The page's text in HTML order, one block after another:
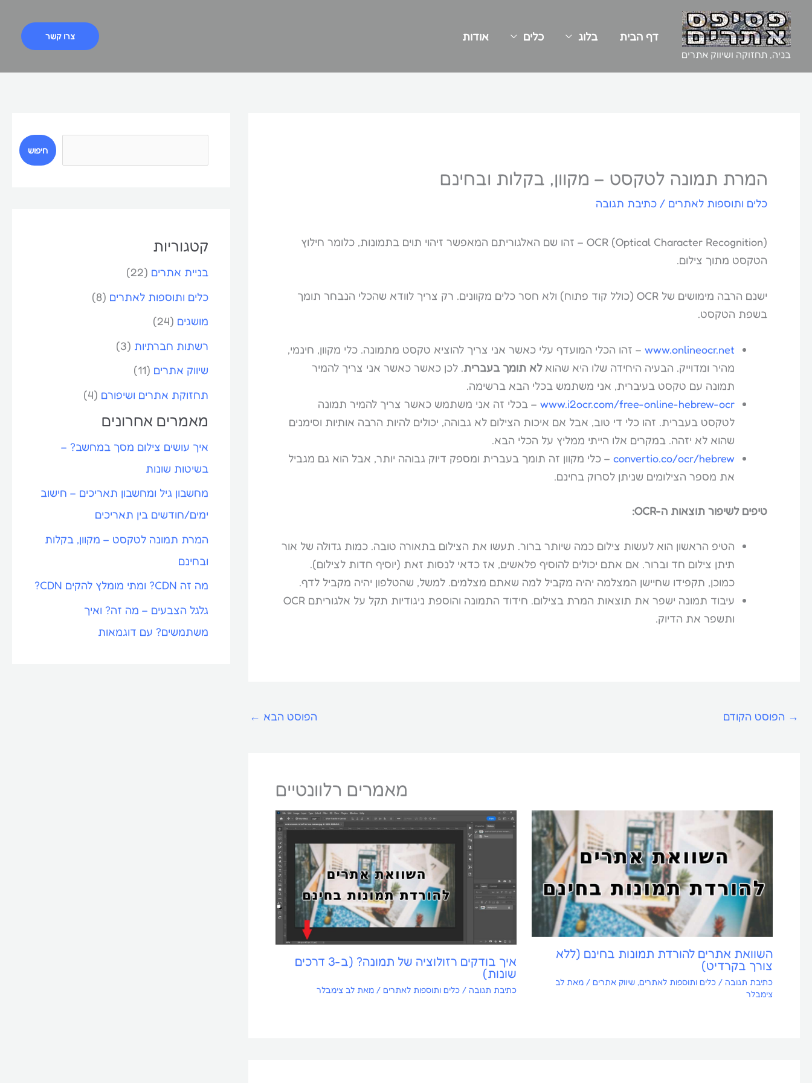
לתוכן
בניה, תחזוקה ושיווק אתרים
דף הבית בלוג כלים אודות צרו קשר
המרת תמונה לטקסט – מקוון, בקלות ובחינם
כלים ותוספות לאתרים / כתיבת תגובה
(OCR (Optical Character Recognition – זהו שם האלגוריתם המאפשר זיהוי תוים בתמונות, כלומר חילוץ
הטקסט מתוך צילום.
ישנם הרבה מימושים של OCR (כולל קוד פתוח) ולא חסר כלים מקוונים. רק צריך לוודא שהכלי הנבחר תומך
בשפת הטקסט.
www.onlineocr.net – זהו הכלי המועדף עלי כאשר אני צריך להוציא טקסט מתמונה. כלי מקוון, חינמי,
מהיר ומדוייק. הבעיה היחידה שלו היא שהואלא תומך בעברית. לכן כאשר כאשר אני צריך להמיר
תמונה עם טקסט בעיברית, אני משתמש בכלי הבא ברשימה.
www.i2ocr.com/free-online-hebrew-ocr – בכלי זה אני משתמש כאשר צריך להמיר תמונה
לטקסט בעברית. זהו כלי די טוב, אבל אם איכות הצילום לא גבוהה, יכולים להיות הרבה אותיות וסימנים
שהוא לא יזהה. במקרים אלו הייתי ממליץ על הכלי הבא.
convertio.co/ocr/hebrew – כלי מקוון זה תומך בעברית ומספק דיוק גבוהה יותר, אבל הוא גם מגביל
את מספר הצילומים שניתן לסרוק בחינם.
טיפים לשיפור תוצאות ה-OCR:
הטיפ הראשון הוא לעשות צילום כמה שיותר ברור. תעשו את הצילום בתאורה טובה. כמות גדולה של אור
תיתן צילום חד וברור. אם אתם יכולים להוסיף פלאשים, אז כדאי לנסות זאת (יוסיף חדות לצילום).
כמוכן, תקפידו שחיישן המצלמה יהיה מקביל למה שאתם מצלמים. למשל, שהטלפון יהיה מקביל לדף.
עיבוד תמונה ישפר את תוצאות המרת בצילום. חידוד התמונה והוספת ניגודיות תקל על אלגוריתם OCR
ותשפר את הדיוק.
→ הפוסט הקודם הפוסט הבא ←
מאמרים רלוונטיים
השוואת אתרים להורדת תמונות בחינם (ללא
צורך בקרדיט)
כתיבת תגובה / כלים ותוספות לאתרים, שיווק אתרים / מאת לב
צימבלר
איך בודקים רזולוציה של תמונה? (ב-3 דרכים
שונות)
כתיבת תגובה / כלים ותוספות לאתרים/ מאת לב צימבלר
פ
חיפוש
קטגוריות
בניית אתרים (22)
כלים ותוספות לאתרים (8)
מושגים (24)
רשתות חברתיות (3)
שיווק אתרים (11)
תחזוקת אתרים ושיפורם (4)
מאמרים אחרונים
איך עושים צילום מסך במחשב? –
בשיטות שונות
מחשבון גיל ומחשבון תאריכים – חישוב
ימים/חודשים בין תאריכים
המרת תמונה לטקסט – מקוון, בקלות
ובחינם
מה זה CDN? ומתי מומלץ להקים CDN?
גלגל הצבעים – מה זה? ואיך
משתמשים? עם דוגמאות